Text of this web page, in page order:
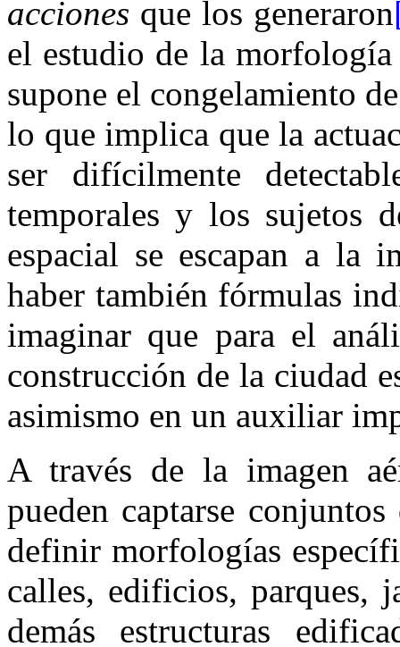
acciones que los generaron
el estudio de la
supone el congelamiento
lo que implica que la
ser difícilmente
temporales y los sujetos
espacial se escapan a la
haber también fórmulas
imaginar que para el
construcción de la ciudad
asimismo en un auxiliar
A través de la imagen
pueden captarse
definir morfologías
calles, edificios, parques,
demás estructuras